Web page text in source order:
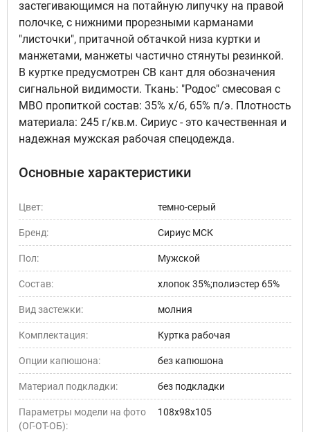
застегивающимся на потайную липучку на правой
полочке, с нижними прорезными карманами
"листочки", притачной обтачкой низа куртки и
манжетами, манжеты частично стянуты резинкой.
В куртке предусмотрен СВ кант для обозначения
сигнальной видимости. Ткань: "Родос" смесовая с
МВО пропиткой состав: 35% х/б, 65% п/э. Плотность
материала: 245 г/кв.м. Сириус - это качественная и
надежная мужская рабочая спецодежда.
Основные характеристики
Цвет: темно-серый
Бренд: Сириус МСК
Пол: Мужской
Состав: хлопок 35%;полиэстер 65%
Вид застежки: молния
Комплектация: Куртка рабочая
Опции капюшона: без капюшона
Материал подкладки: без подкладки
Параметры модели на фото
(ОГ-ОТ-ОБ):
108х98х105